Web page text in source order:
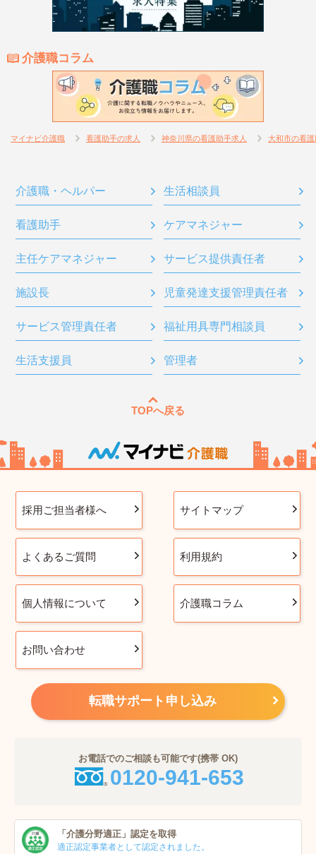
介護職コラム
マイナビ介護職 看護助手の求人 神奈川県の看護助手求人 大和市の看
介護職・ヘルパー 生活相談員
看護助手 ケアマネジャー
主任ケアマネジャー サービス提供責任者
施設長 児童発達支援管理責任者
サービス管理責任者 福祉用具専門相談員
生活支援員 管理者
TOPへ戻る
採用ご担当者様へ サイトマップ
よくあるご質問 利用規約
個人情報について 介護職コラム
お問い合わせ
転職サポート申し込み
お電話でのご相談も可能です(携帯 OK)
0120-941-653
「介護分野適正」 認定を取得
適正認定事業者として認定されました。